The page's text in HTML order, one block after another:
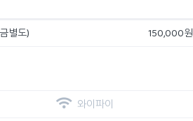
별도) 150,000원
와이파이